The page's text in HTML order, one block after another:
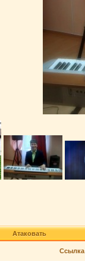
Атаковать
Ссылка